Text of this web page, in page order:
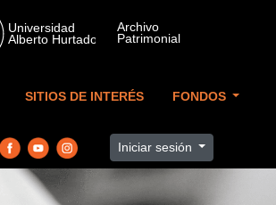
SITIOS DE INTERÉS FONDOS
Iniciar sesión